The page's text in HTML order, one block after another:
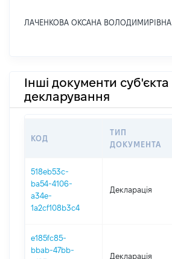
ЛАЧЕНКОВА ОКСАНА ВОЛОДИМИРІВНА
Інші документи суб'єкта
декларування
КОД
ТИП
ДОКУМЕНТА
518eb53c-
ba54-4106-
a34e-
1a2cf108b3c4
Декларація
e185fc85-
bbab-47bb-
Декларація